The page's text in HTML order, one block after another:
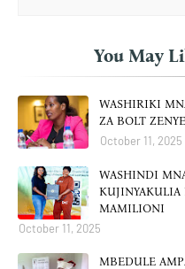
You May
WASHIRIKI
ZA BOLT
October 11, 2025
WASHINDI
KUJINYAKULIA
MAMILIONI
October 11, 2025
MBEDULE